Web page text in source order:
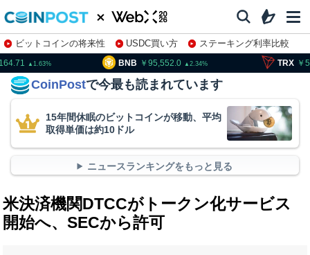
ビットコインの将来性 USDC買い方
ステーキング利率比較
株特集・関連銘柄
1.63 BNB 95,552.0 2.34 TRX
CoinPostで今最も読まれています
15年間休眠のビットコインが移動、平均
取得単価は約10ドル
ニュースランキングをもっと見る
米決済機関DTCCがトークン化サービス
開始へ、SECから許可